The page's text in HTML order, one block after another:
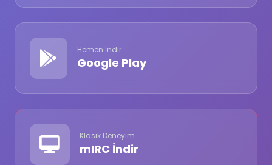
Hemen İndir
Google Play
Klasik Deneyim
mIRC İndir